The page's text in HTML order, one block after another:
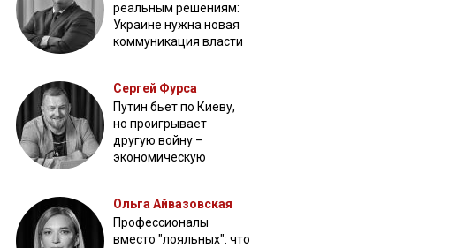
реальным решениям:
Украине нужна новая
коммуникация власти
Сергей Фурса
Путин бьет по Киеву,
но проигрывает
другую войну –
экономическую
Ольга Айвазовская
Профессионалы
вместо "лояльных": что